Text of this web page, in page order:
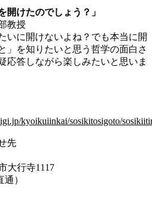
開けたのでしょう？」
教授
に開けないよね？でも本当に開
」を知りたいと思う哲学の面白さ
応答しながら楽しみたいと思いま
kyoikuiinkai/sosikitosigoto/
先
大行寺1117
）